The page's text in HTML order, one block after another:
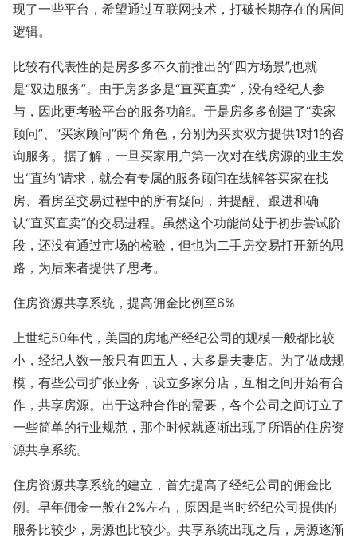
现了一些平台，希望通过互联网技术，打破长期存在的居间
逻辑。
比较有代表性的是房多多不久前推出的“四方场景”,也就
是“双边服务”。由于房多多是“直买直卖”，没有经纪人参
与，因此更考验平台的服务功能。于是房多多创建了“卖家
顾问”、“买家顾问”两个角色，分别为买卖双方提供1对1的咨
询服务。据了解，一旦买家用户第一次对在线房源的业主发
出“直约”请求，就会有专属的服务顾问在线解答买家在找
房、看房至交易过程中的所有疑问，并提醒、跟进和确
认“直买直卖”的交易进程。虽然这个功能尚处于初步尝试阶
段，还没有通过市场的检验，但也为二手房交易打开新的思
路，为后来者提供了思考。
住房资源共享系统，提高佣金比例至6%
上世纪50年代，美国的房地产经纪公司的规模一般都比较
小，经纪人数一般只有四五人，大多是夫妻店。为了做成规
模，有些公司扩张业务，设立多家分店，互相之间开始有合
作，共享房源。出于这种合作的需要，各个公司之间订立了
一些简单的行业规范，那个时候就逐渐出现了所谓的住房资
源共享系统。
住房资源共享系统的建立，首先提高了经纪公司的佣金比
例。早年佣金一般在2%左右，原因是当时经纪公司提供的
服务比较少，房源也比较少。共享系统出现之后，房源逐渐